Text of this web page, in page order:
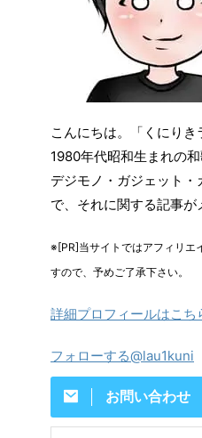
こんにちは。「くにりき
1980年代昭和生まれの和
デジモノ・ガジェット・
で、それに関する記事が
※[PR]当サイトではアフィリエ
すので、予めご了承下さい。
詳細プロフィールはこち
フォローする@lau1kuni
お問い合わせ